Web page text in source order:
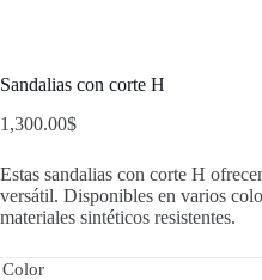
Sandalias con corte H
1,300.00$
Estas sandalias con corte H
versátil. Disponibles en varios
materiales sintéticos resistentes.
Color